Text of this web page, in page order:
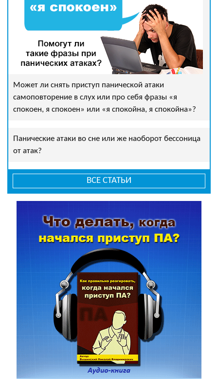
Может ли снять приступ панической атаки
самоповторение в слух или про себя фразы «я
спокоен, я спокоен» или «я спокойна, я спокойна»?
Панические атаки во сне или же наоборот бессоница
от атак?
ВСЕ СТАТЬИ